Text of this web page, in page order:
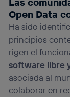
Open Data
Ha sido
principios
rigen el
software libre
asociada al
colaborar en